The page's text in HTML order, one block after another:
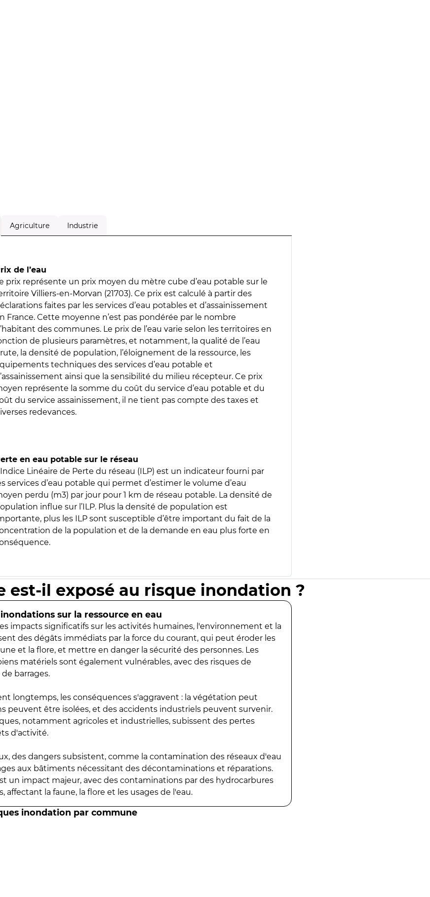
Agriculture Industrie
de l’eau
prix représente un prix moyen du mètre cube d’eau potable sur le
Villiers-en-Morvan (21703). Ce prix est calculé à partir des
faites par les services d’eau potables et d’assainissement
France. Cette moyenne n’est pas pondérée par le nombre
des communes. Le prix de l’eau varie selon les territoires en
de plusieurs paramètres, et notamment, la qualité de l’eau
la densité de population, l’éloignement de la ressource, les
techniques des services d’eau potable et
ainsi que la sensibilité du milieu récepteur. Ce prix
représente la somme du coût du service d’eau potable et du
du service assainissement, il ne tient pas compte des taxes et
redevances.
en eau potable sur le réseau
Linéaire de Perte du réseau (ILP) est un indicateur fourni par
services d’eau potable qui permet d’estimer le volume d’eau
perdu (m3) par jour pour 1 km de réseau potable. La densité de
influe sur l’ILP. Plus la densité de population est
plus les ILP sont susceptible d’être important du fait de la
de la population et de la demande en eau plus forte en
est-il exposé au risque inondation ?
sur la ressource en eau
impacts significatifs sur les activités humaines, l'environnement et la
des dégâts immédiats par la force du courant, qui peut éroder les
et la flore, et mettre en danger la sécurité des personnes. Les
matériels sont également vulnérables, avec des risques de
barrages.
longtemps, les conséquences s'aggravent : la végétation peut
peuvent être isolées, et des accidents industriels peuvent survenir.
notamment agricoles et industrielles, subissent des pertes
d'activité.
des dangers subsistent, comme la contamination des réseaux d'eau
aux bâtiments nécessitant des décontaminations et réparations.
un impact majeur, avec des contaminations par des hydrocarbures
affectant la faune, la flore et les usages de l'eau.
inondation par commune